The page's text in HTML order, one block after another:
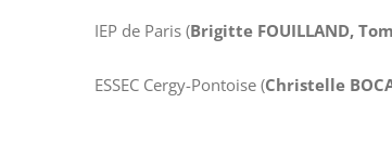
IEP de Paris (Brigitte FOUILLAND,
ESSEC Cergy-Pontoise (Christelle